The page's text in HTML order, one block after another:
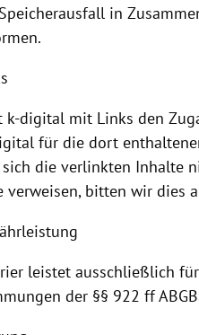
in
k-digital mit Links den
für die dort
die verlinkten Inhalte
verweisen, bitten wir dies
leistet ausschließlich
der §§ 922 ff